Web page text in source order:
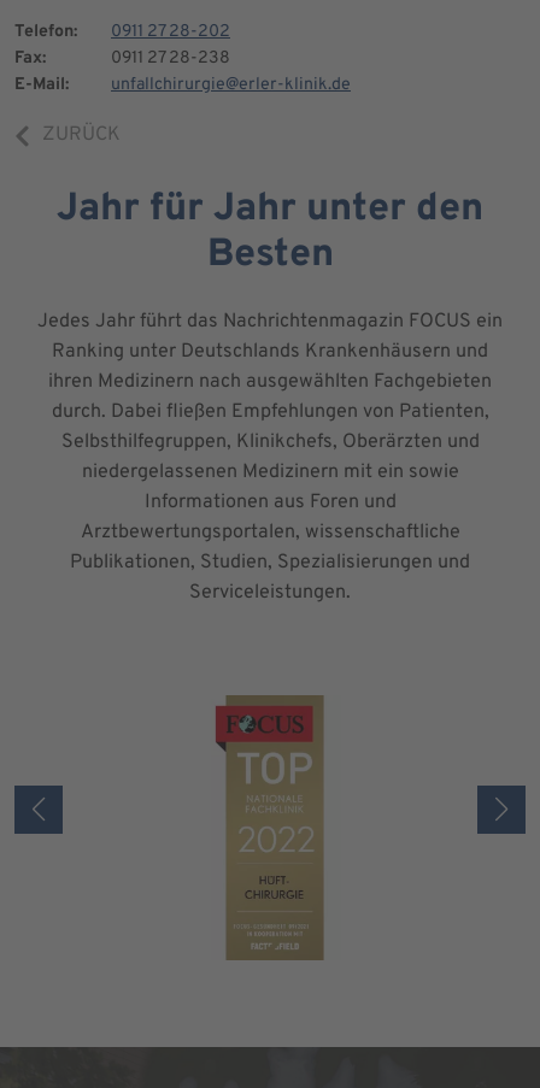
Telefon:
0911 27 28-202
Fax:
0911 27 28-238
E-Mail:
unfallchirurgie@erler-klinik.de
ZURÜCK
Jahr für Jahr unter den
Besten
Jedes Jahr führt das Nachrichtenmagazin FOCUS ein
Ranking unter Deutschlands Krankenhäusern und
ihren Medizinern nach ausgewählten Fachgebieten
durch. Dabei fließen Empfehlungen von Patienten,
Selbsthilfegruppen, Klinikchefs, Oberärzten und
niedergelassenen Medizinern mit ein sowie
Informationen aus Foren und
Arztbewertungsportalen, wissenschaftliche
Publikationen, Studien, Spezialisierungen und
Serviceleistungen.